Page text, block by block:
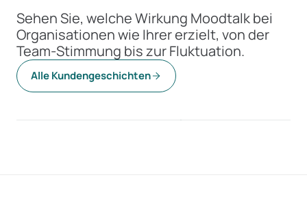
Sehen Sie, welche Wirkung Moodtalk bei
Organisationen wie Ihrer erzielt, von der
Team-Stimmung bis zur Fluktuation.
Alle Kundengeschichten
85 %
weniger Aufwand
+20 %